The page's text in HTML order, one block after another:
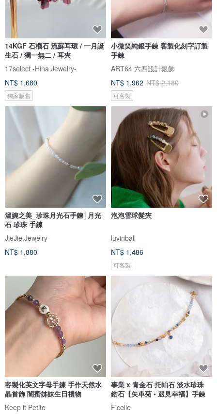
14KGF 石榴石 流蘇耳環 / 一月誕
生石 / 獨一無二 / 耳夾
17select -Hina Jewelry-
NT$ 1,680
獨家販售
小微笑純銀手鍊 客製化刻字訂製
手鍊
ART64 六四設計銀飾
NT$ 1,962 NT$ 2,180
可客製
溫婉之美_珍珠月光石手鍊│月光
石 珍珠 手鍊
JieJie Jewelry
NT$ 1,880
泡泡雪球髮夾
luvinball
NT$ 1,486
可客製
客製化英文字母手鍊 手作天然水
晶首飾 閨蜜姊妹生日禮物
Keep it Petite
事業 x 青金石 托帕石 淡水珍珠
鋯石【矢車菊 • 遇見幸福】手鍊
Ficelle